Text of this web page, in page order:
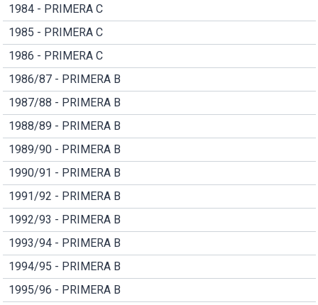
1984 - PRIMERA C
1985 - PRIMERA C
1986 - PRIMERA C
1986/87 - PRIMERA B
1987/88 - PRIMERA B
1988/89 - PRIMERA B
1989/90 - PRIMERA B
1990/91 - PRIMERA B
1991/92 - PRIMERA B
1992/93 - PRIMERA B
1993/94 - PRIMERA B
1994/95 - PRIMERA B
1995/96 - PRIMERA B